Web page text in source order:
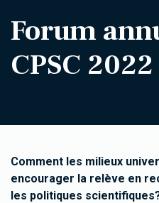
Forum
CPSC 2022
Comment les milieux
encourager la relève en
les politiques